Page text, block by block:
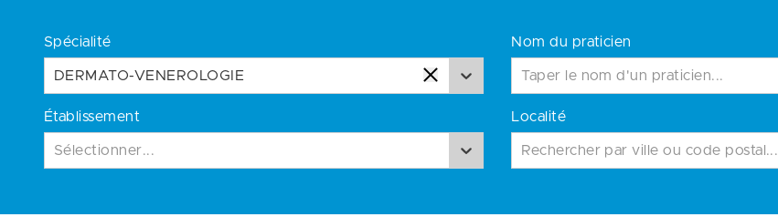
Spécialité
DERMATO-VENEROLOGIE
Nom du praticien
Établissement
Sélectionner...
Localité
Rechercher par ville ou code postal...